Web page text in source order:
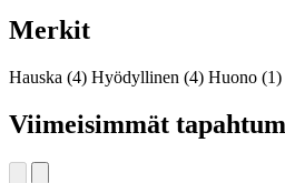
Merkit
Hauska (4) Hyödyllinen (4) Huono (1)
Viimeisimmät